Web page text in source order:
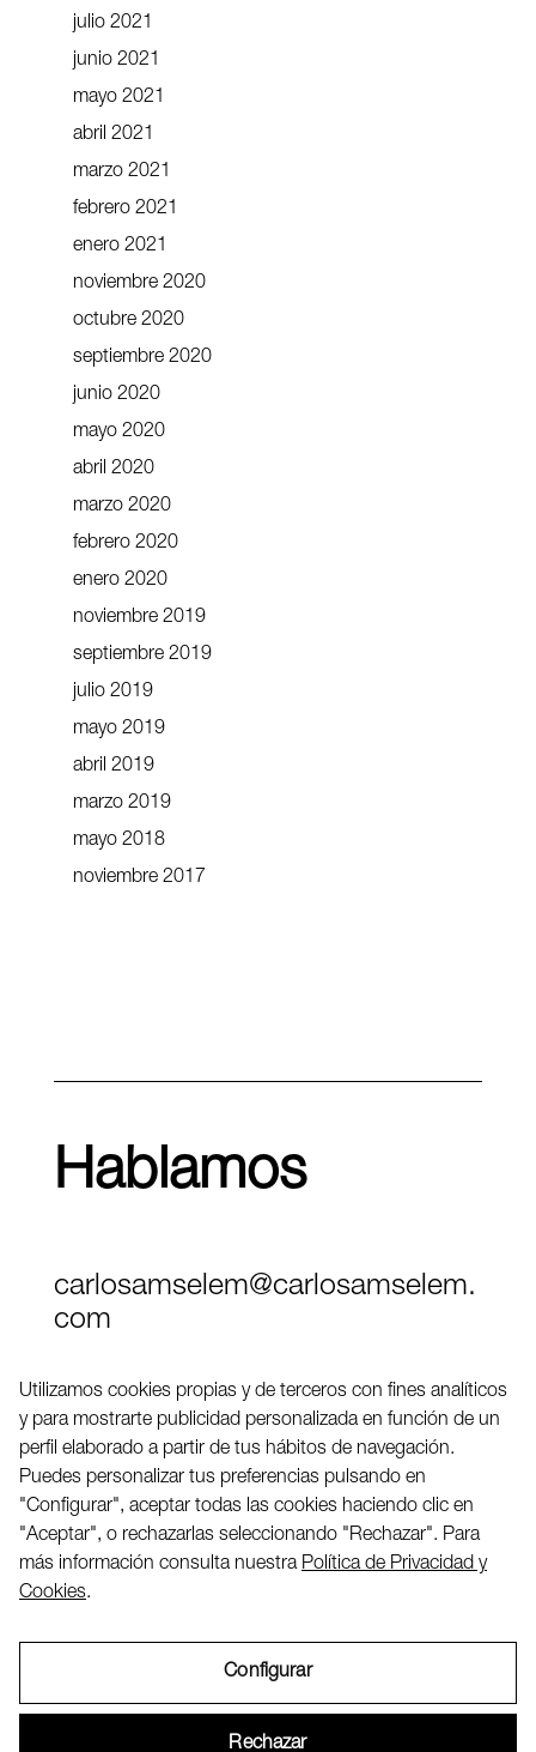
julio 2021
junio 2021
mayo 2021
abril 2021
marzo 2021
febrero 2021
enero 2021
noviembre 2020
octubre 2020
septiembre 2020
junio 2020
mayo 2020
abril 2020
marzo 2020
febrero 2020
enero 2020
noviembre 2019
septiembre 2019
julio 2019
mayo 2019
abril 2019
marzo 2019
mayo 2018
noviembre 2017
Hablamos
carlosamselem@carlosamselem.
com
Twitter
LinkedIN
2026 ©
Utilizamos cookies propias y de terceros con fines analíticos
y para mostrarte publicidad personalizada en función de un
perfil elaborado a partir de tus hábitos de navegación.
Puedes personalizar tus preferencias pulsando en
"Configurar", aceptar todas las cookies haciendo clic en
"Aceptar", o rechazarlas seleccionando "Rechazar". Para
más información consulta nuestra Política de Privacidad y
Cookies.
Configurar
Rechazar